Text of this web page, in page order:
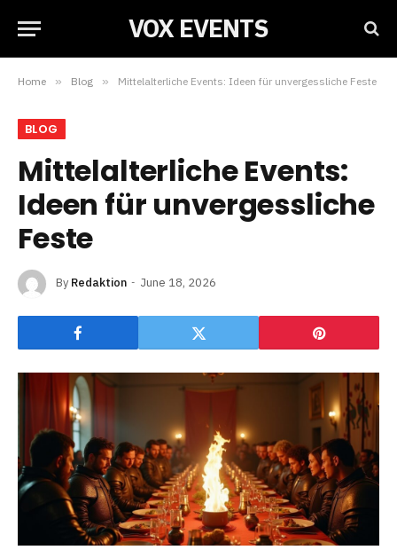
VOX EVENTS
Home » Blog » Mittelalterliche Events: Ideen für unvergessliche Feste
BLOG
Mittelalterliche Events:
Ideen für unvergessliche
Feste
By Redaktion June 18, 2026